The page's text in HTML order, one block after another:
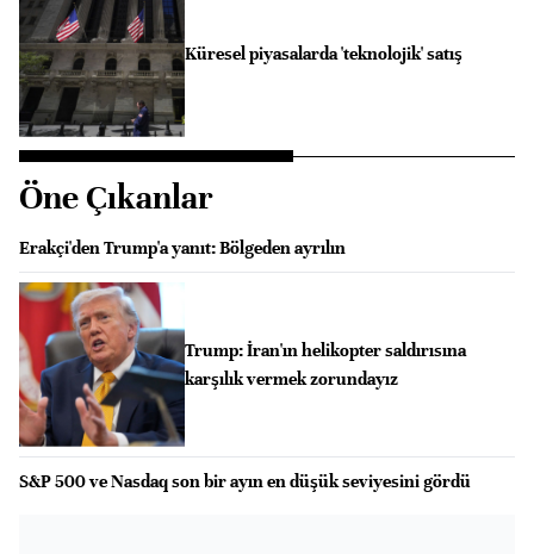
Küresel piyasalarda 'teknolojik' satış
Öne Çıkanlar
Erakçi'den Trump'a yanıt: Bölgeden ayrılın
Trump: İran'ın helikopter saldırısına
karşılık vermek zorundayız
S&P 500 ve Nasdaq son bir ayın en düşük seviyesini gördü